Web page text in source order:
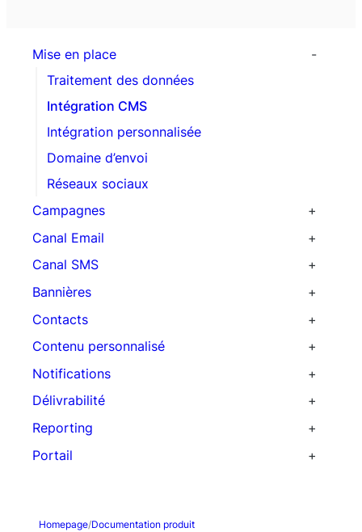
Mise en place
Traitement des données
Intégration CMS
Intégration personnalisée
Domaine d’envoi
Réseaux sociaux
Campagnes
Scénarios automatisés
Newsletters
Pression
Campagnes transactionnelles
Canal Email
Templates
Spam score
SMTP
Canal SMS
Bannières
Contacts
Import de contacts
Acquisition
Ciblage de campagne
Contenu personnalisé
Produits
Coupons
Notifications
Notifications Web push
Notifications On-site
Délivrabilité
Reporting
Suivi des performances
Portail
Homepage/Documentation produit